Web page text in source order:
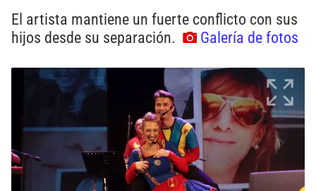
El artista mantiene un fuerte conflicto con sus
hijos desde su separación.
Galería de fotos